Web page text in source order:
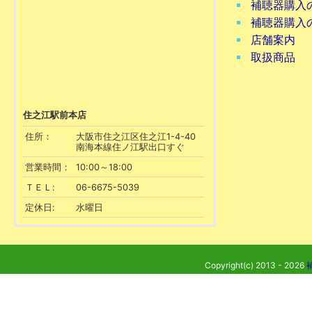
住之江駅前本店
住所：
大阪市住之江区住之江1-4-40
南海本線住ノ江駅出口すぐ
営業時間：
10:00～18:00
ＴＥＬ:
06-6675-5039
定休日:
水曜日
補聴器購入
補聴器購入
店舗案内
取扱商品
Copyright(c) 2013 - 2026